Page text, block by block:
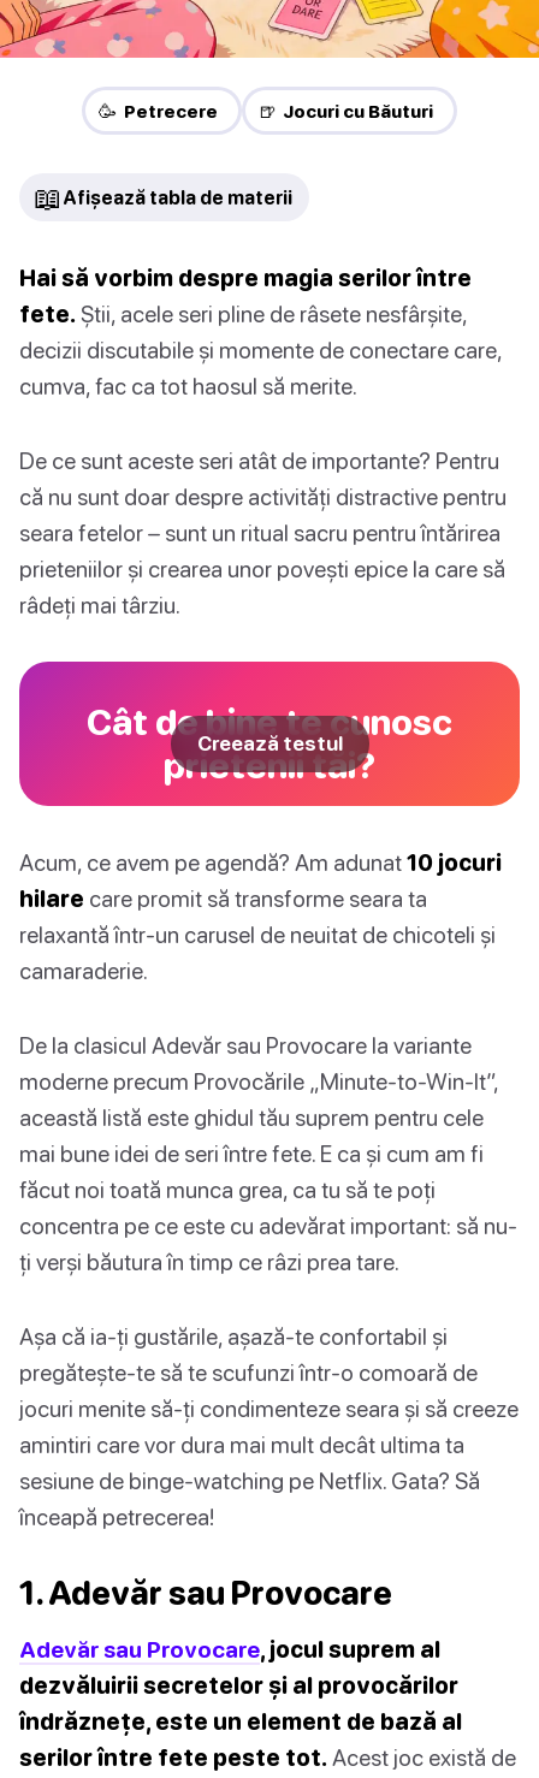
🥳 Petrecere 🍺 Jocuri cu Băuturi
📖 Afișează tabla de materii
Hai să vorbim despre magia serilor între
fete. Știi, acele seri pline de râsete nesfârșite,
decizii discutabile și momente de conectare care,
cumva, fac ca tot haosul să merite.
De ce sunt aceste seri atât de importante? Pentru
că nu sunt doar despre activități distractive pentru
seara fetelor – sunt un ritual sacru pentru întărirea
prieteniilor și crearea unor povești epice la care să
râdeți mai târziu.
Cât de bine te cunosc
prietenii tăi?
Creează testul
Acum, ce avem pe agendă? Am adunat10 jocuri
hilare care promit să transforme seara ta
relaxantă într-un carusel de neuitat de chicoteli și
camaraderie.
De la clasicul Adevăr sau Provocare la variante
moderne precum Provocările „Minute-to-Win-It”,
această listă este ghidul tău suprem pentru cele
mai bune idei de seri între fete. E ca și cum am fi
făcut noi toată munca grea, ca tu să te poți
concentra pe ce este cu adevărat important: să nu-
ți verși băutura în timp ce râzi prea tare.
Așa că ia-ți gustările, așază-te confortabil și
pregătește-te să te scufunzi într-o comoară de
jocuri menite să-ți condimenteze seara și să creeze
amintiri care vor dura mai mult decât ultima ta
sesiune de binge-watching pe Netflix. Gata? Să
înceapă petrecerea!
1. Adevăr sau Provocare
Adevăr sau Provocare, jocul suprem al
dezvăluirii secretelor și al provocărilor
îndrăznețe, este un element de bază al
serilor între fete peste tot. Acest joc există de